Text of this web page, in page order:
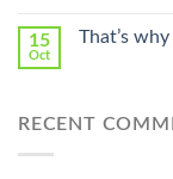
15
Oct
That’s
RECENT